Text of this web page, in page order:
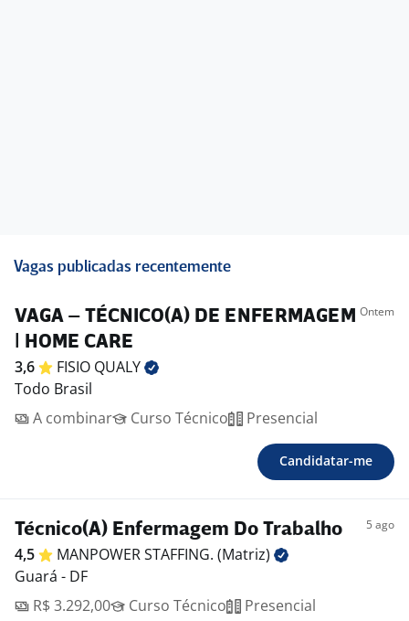
Vagas publicadas recentemente
VAGA – TÉCNICO(A) DE ENFERMAGEM
| HOME CARE
Ontem
3,6 FISIO QUALY
Todo Brasil
A combinar
Curso Técnico Presencial
Candidatar-me
Técnico(A) Enfermagem Do Trabalho 5 ago
4,5 MANPOWER STAFFING. (Matriz)
Guará - DF
R$ 3.292,00
Curso Técnico Presencial